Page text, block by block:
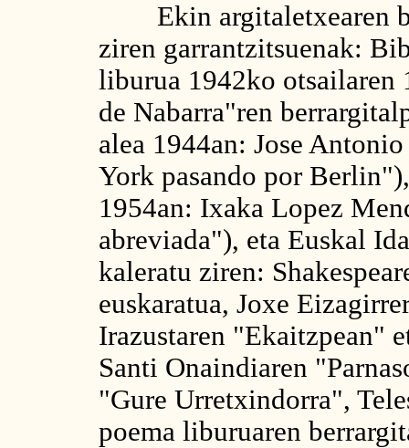
Ekin argitaletxearen
ziren garrantzitsuenak:
liburua 1942ko otsailaren
de Nabarra"ren
alea 1944an: Jose
York pasando por
1954an: Ixaka Lopez
abreviada"), eta Euskal
kaleratu ziren:
euskaratua, Joxe
Irazustaren "Ekaitzpean"
Santi Onaindiaren
"Gure Urretxindorra",
poema liburuaren